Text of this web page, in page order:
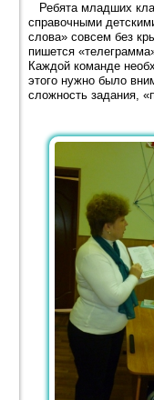
Ребята младших
справочными
слова» совсем без
пишется
Каждой команде
этого нужно было
сложность задания,